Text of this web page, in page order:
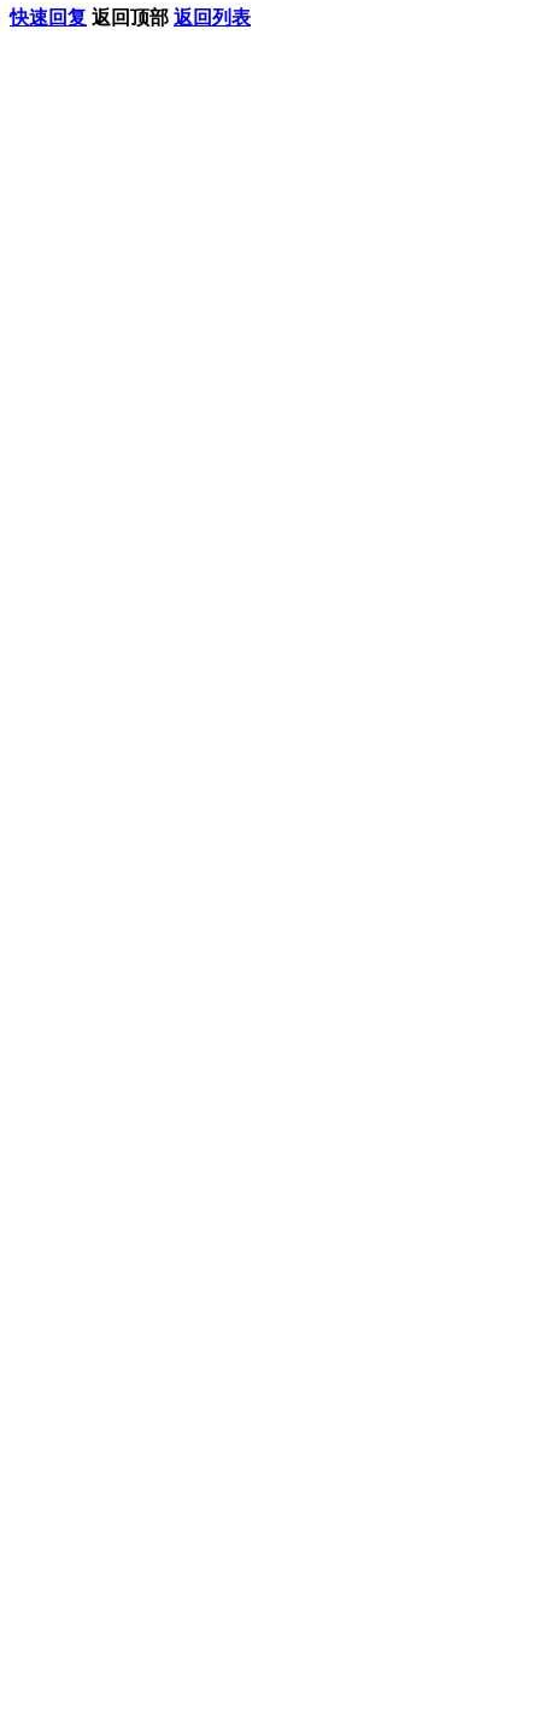
快速回复 返回顶部 返回列表